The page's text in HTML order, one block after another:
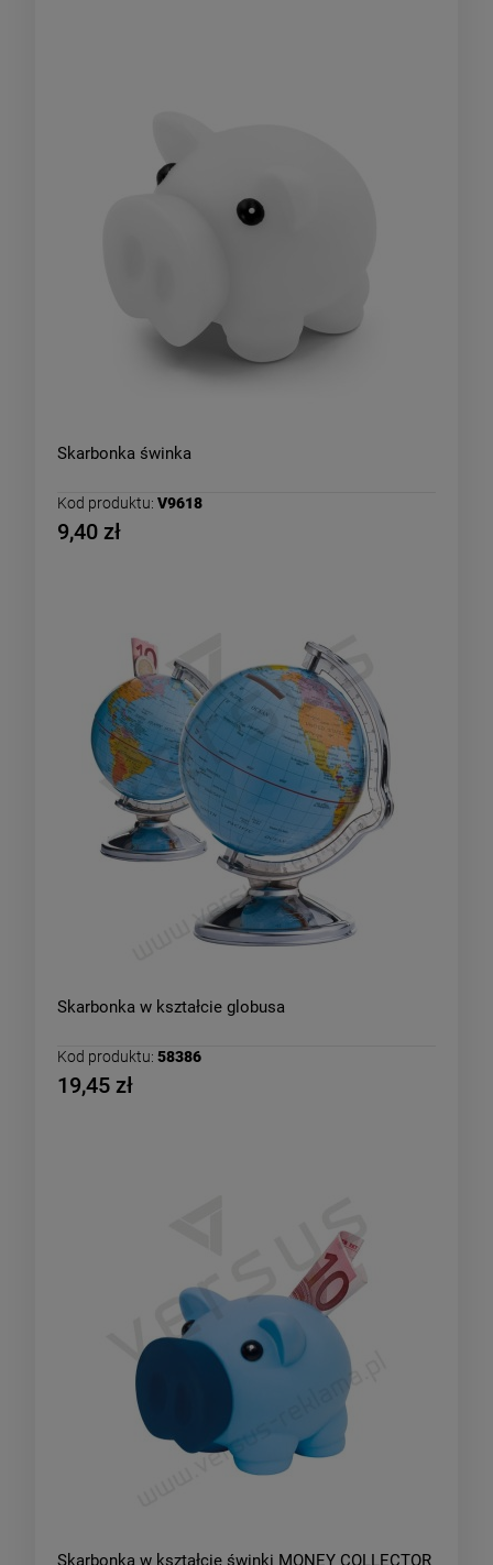
Skarbonka świnka
Kod produktu: V9618
9,40 zł
Skarbonka w kształcie globusa
Kod produktu: 58386
19,45 zł
Skarbonka w kształcie świnki MONEY COLLECTOR